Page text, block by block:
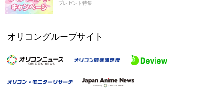
プレゼント特集
オリコングループサイト